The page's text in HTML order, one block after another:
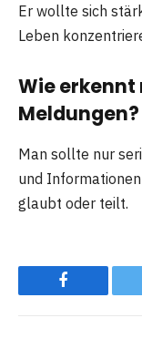
Er wollte sich
Leben
Wie
Meldungen?
Man sollte nur
und
glaubt oder teilt.
Facebook